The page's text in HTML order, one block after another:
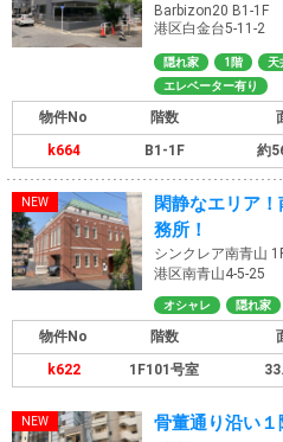
店舗・オフィスの内装会社を探す
Barbizon20 B1-1F
港区白金台5-11-2
隠れ家 1階 天
エレベーター有り
物件No 階数
k664 B1-1F 約
閑静なエリア
務所！
シンクレア南青山
港区南青山4-5-25
オシャレ 隠れ家
物件No 階数
k622 1F101号室
骨董通り沿い